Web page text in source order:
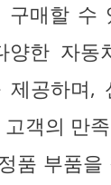
구매할 수
양한 자동
제공하며,
객의 만
품 부품